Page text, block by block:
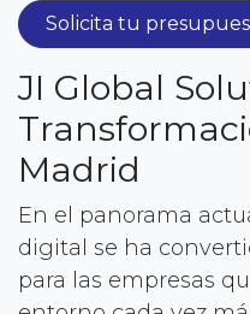
Solicita tu
JI Global
Madrid
En el panorama
digital se ha
para las empresas